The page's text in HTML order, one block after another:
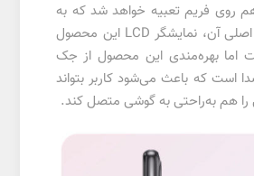
روی فریم تعبیه خواهد شد که به
نظر می‌رسد دلیل اصلی آن، نمایشگر LCD این محصول
اما بهره‌مندی این محصول از جک
صدا است که باعث می‌شود کاربر بتواند
هم به‌راحتی به گوشی متصل کند.